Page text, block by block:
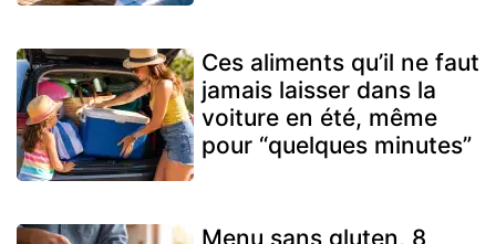
Ces aliments qu’il ne faut
jamais laisser dans la
voiture en été, même
pour “quelques minutes”
Menu sans gluten, 8